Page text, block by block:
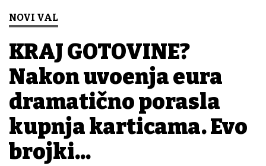
NOVI VAL
KRAJ GOTOVINE?
Nakon uvođenja eura
dramatično porasla
kupnja karticama. Evo
brojki...